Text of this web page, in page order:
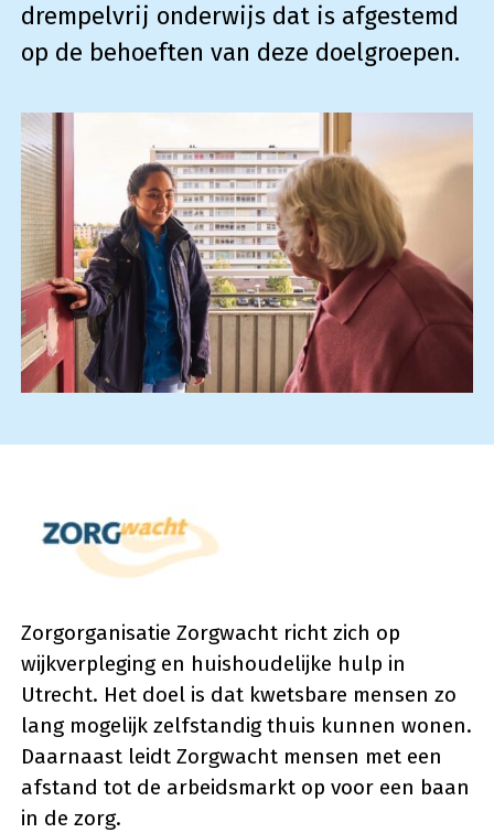
drempelvrij onderwijs dat is afgestemd
op de behoeften van deze doelgroepen.
Zorgorganisatie Zorgwacht richt zich op
wijkverpleging en huishoudelijke hulp in
Utrecht. Het doel is dat kwetsbare mensen zo
lang mogelijk zelfstandig thuis kunnen wonen.
Daarnaast leidt Zorgwacht mensen met een
afstand tot de arbeidsmarkt op voor een baan
in de zorg.